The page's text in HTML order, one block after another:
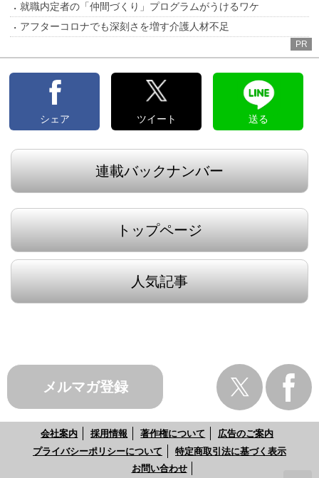
就職内定者の「仲間づくり」プログラムがうけるワケ
アフターコロナでも深刻さを増す介護人材不足
PR
シェア ツイート 送る
連載バックナンバー
トップページ
人気記事
メルマガ登録
会社案内 採用情報 著作権について
広告のご案内
プライバシーポリシーについて
特定商取引法に基づく表示
お問い合わせ